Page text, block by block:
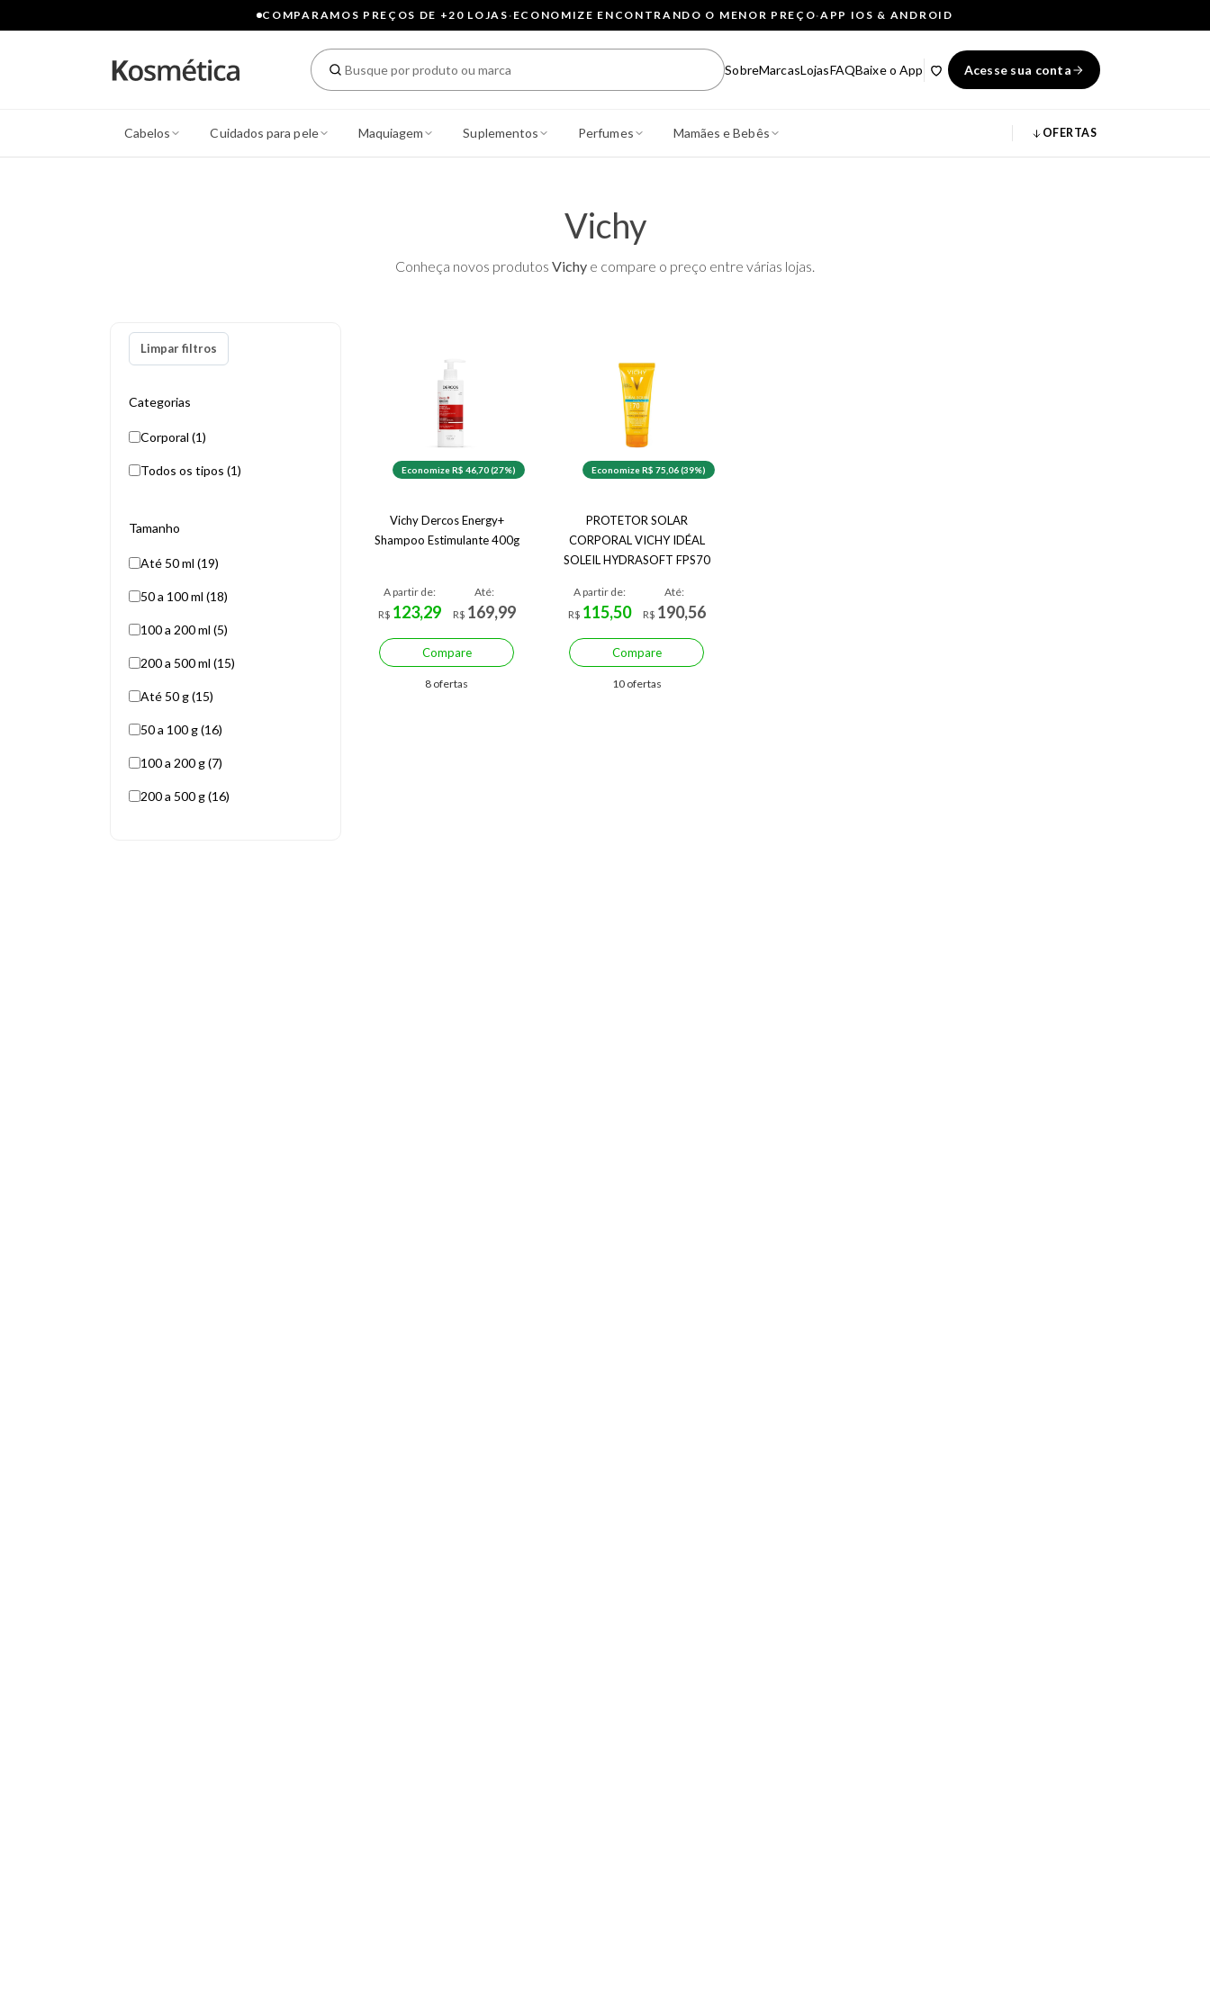
COMPARAMOS PREÇOS DE +20 LOJAS· ECONOMIZE ENCONTRANDO O MENOR PREÇO·APP IOS & ANDROID
SobreMarcasLojasFAQBaixe o App Acesse sua conta
Cabelos Cuidados para pele Maquiagem Suplementos Perfumes Mamães e Bebês OFERTAS
Vichy
Conheça novos produtos Vichy e compare o preço entre várias lojas.
Limpar filtros
Categorias
Corporal (1)
Todos os tipos (1)
Tamanho
Até 50 ml (19)
50 a 100 ml (18)
100 a 200 ml (5)
200 a 500 ml (15)
Até 50 g (15)
50 a 100 g (16)
100 a 200 g (7)
200 a 500 g (16)
Economize R$ 46,70 (27%)
Vichy Dercos Energy+
Shampoo Estimulante 400g
A partir de:
R$ 123,29
Até:
R$ 169,99
Compare
8 ofertas
Economize R$ 75,06 (39%)
PROTETOR SOLAR
CORPORAL VICHY IDÉAL
SOLEIL HYDRASOFT FPS70
A partir de:
R$ 115,50
Até:
R$ 190,56
Compare
10 ofertas